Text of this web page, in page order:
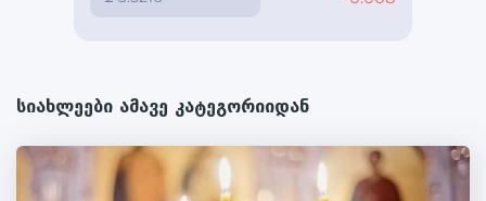
სიახლეები ამავე კატეგორიიდან